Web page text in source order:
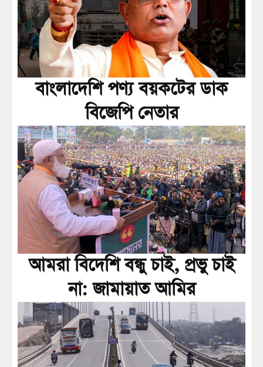
বাংলাদেশি পণ্য বয়কটের ডাক
বিজেপি নেতার
আমরা বিদেশি বন্ধু চাই, প্রভু চাই
না: জামায়াত আমির